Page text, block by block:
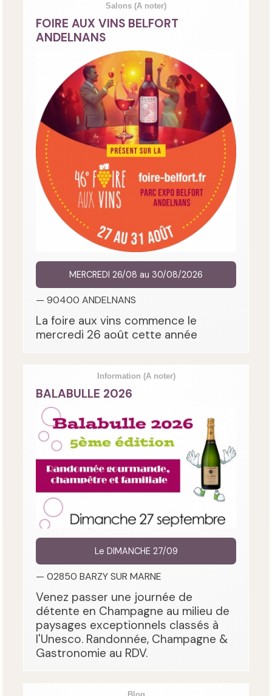
Salons (A noter)
FOIRE AUX VINS BELFORT
ANDELNANS
MERCREDI 26/08 au 30/08/2026
— 90400 ANDELNANS
La foire aux vins commence le
mercredi 26 août cette année
Information (A noter)
BALABULLE 2026
Le DIMANCHE 27/09
— 02850 BARZY SUR MARNE
Venez passer une journée de
détente en Champagne au milieu de
paysages exceptionnels classés à
l'Unesco. Randonnée, Champagne &
Gastronomie au RDV.